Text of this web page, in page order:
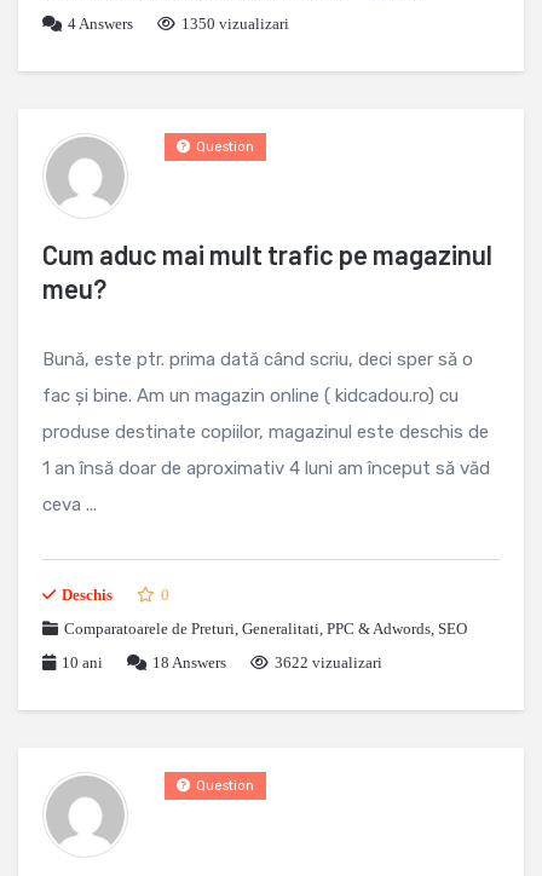
4Answers 1350 vizualizari
Cum aduc mai mult trafic pe magazinul
meu?
Question
Bună, este ptr. prima dată când scriu, deci sper să o
fac și bine. Am un magazin online ( kidcadou.ro) cu
produse destinate copiilor, magazinul este deschis de
1 an însă doar de aproximativ 4 luni am început să văd
ceva ...
Deschis
0
Comparatoarele de Preturi, Generalitati, PPC & Adwords, SEO
10 ani
18 Answers 3622 vizualizari
Question